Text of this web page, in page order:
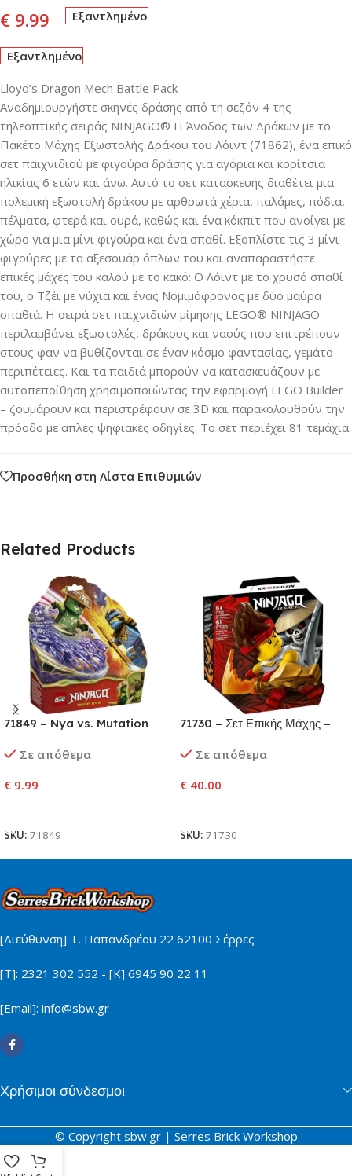
€ 9.99 Εξαντλημένο
Εξαντλημένο
Lloyd’s Dragon Mech Battle Pack
Αναδημιουργήστε σκηνές δράσης από τη σεζόν 4 της
τηλεοπτικής σειράς NINJAGO® Η Άνοδος των Δράκων με το
Πακέτο Μάχης Εξωστολής Δράκου του Λόιντ (71862), ένα επικό
σετ παιχνιδιού με φιγούρα δράσης για αγόρια και κορίτσια
ηλικίας 6 ετών και άνω. Αυτό το σετ κατασκευής διαθέτει μια
πολεμική εξωστολή δράκου με αρθρωτά χέρια, παλάμες, πόδια,
πέλματα, φτερά και ουρά, καθώς και ένα κόκπιτ που ανοίγει με
χώρο για μια μίνι φιγούρα και ένα σπαθί. Εξοπλίστε τις 3 μίνι
φιγούρες με τα αξεσουάρ όπλων του και αναπαραστήστε
επικές μάχες του καλού με το κακό: Ο Λόιντ με το χρυσό σπαθί
του, ο Τζέι με νύχια και ένας Νομιμόφρονος με δύο μαύρα
σπαθιά. Η σειρά σετ παιχνιδιών μίμησης LEGO® NINJAGO
περιλαμβάνει εξωστολές, δράκους και ναούς που επιτρέπουν
στους φαν να βυθίζονται σε έναν κόσμο φαντασίας, γεμάτο
περιπέτειες. Και τα παιδιά μπορούν να κατασκευάζουν με
αυτοπεποίθηση χρησιμοποιώντας την εφαρμογή LEGO Builder
– ζουμάρουν και περιστρέφουν σε 3D και παρακολουθούν την
πρόοδο με απλές ψηφιακές οδηγίες. Το σετ περιέχει 81 τεμάχια.
Προσθήκη στη Λίστα Επιθυμιών
Related Products
71849 – Nya vs. Mutation
Σε απόθεμα
€ 9.99
SKU: 71849
71730 – Σετ Επικής Μάχης –
Σε απόθεμα
€ 40.00
SKU: 71730
[Διεύθυνση]: Γ. Παπανδρέου 22 62100 Σέρρες
[Τ]: 2321 302 552 - [Κ] 6945 90 22 11
[Email]: info@sbw.gr
Χρήσιμοι σύνδεσμοι
© Copyright sbw.gr | Serres Brick Workshop